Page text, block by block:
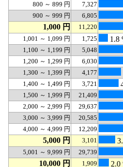
800 ～ 899 円
7,327
900 ～ 999 円
6,805
1,000 円
11,220
1,001 ～ 1,099 円
1,725 1.8
1,100 ～ 1,199 円
5,048
1,200 ～ 1,299 円
6,030
1,300 ～ 1,399 円
4,177
1,400 ～ 1,499 円 3,721
1,500 ～ 1,999 円
21,409
2,000 ～ 2,999 円
29,637
3,000 ～ 3,999 円
20,585
4,000 ～ 4,999 円
12,209
5,000 円 3,101
5,001 ～ 9,999 円 29,739
10,000 円 1,909 2.0